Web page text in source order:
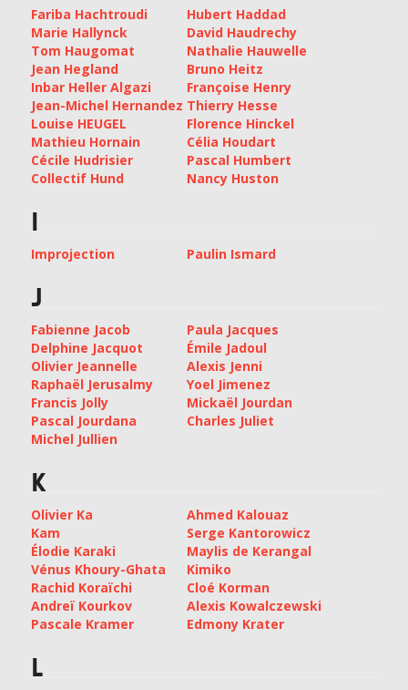
Fariba Hachtroudi
Hubert Haddad
Marie Hallynck
David Haudrechy
Tom Haugomat
Nathalie Hauwelle
Jean Hegland
Bruno Heitz
Inbar Heller Algazi
Françoise Henry
Jean-Michel Hernandez Thierry Hesse
Louise HEUGEL
Florence Hinckel
Mathieu Hornain
Célia Houdart
Cécile Hudrisier
Pascal Humbert
Collectif Hund
Nancy Huston
I
Improjection Paulin Ismard
J
Fabienne Jacob
Paula Jacques
Delphine Jacquot
Émile Jadoul
Olivier Jeannelle
Alexis Jenni
Raphaël Jerusalmy
Yoel Jimenez
Francis Jolly
Mickaël Jourdan
Pascal Jourdana
Charles Juliet
Michel Jullien
K
Olivier Ka
Ahmed Kalouaz
Kam
Serge Kantorowicz
Élodie Karaki
Maylis de Kerangal
Vénus Khoury-Ghata
Kimiko
Rachid Koraïchi
Cloé Korman
Andreï Kourkov
Alexis Kowalczewski
Pascale Kramer
Edmony Krater
L